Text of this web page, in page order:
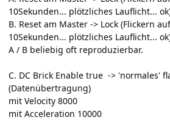
10Sekunden... plötzliches Lauflicht...
B. Reset am Master -> Lock (Flickern
10Sekunden... plötzliches Lauflicht...
A / B beliebig oft reproduzierbar.
C. DC Brick Enable true -> 'normales'
(Datenübertragung)
mit Velocity 8000
mit Acceleration 10000